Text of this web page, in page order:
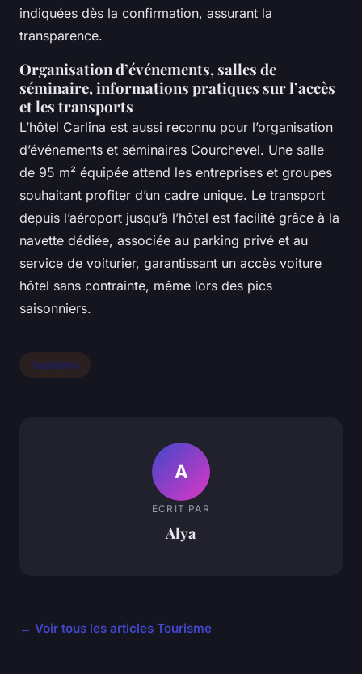
indiquées dès la confirmation, assurant la
transparence.
Organisation d’événements, salles de
séminaire, informations pratiques sur l’accès
et les transports
L’hôtel Carlina est aussi reconnu pour l’organisation
d’événements et séminaires Courchevel. Une salle
de 95 m² équipée attend les entreprises et groupes
souhaitant profiter d’un cadre unique. Le transport
depuis l’aéroport jusqu’à l’hôtel est facilité grâce à la
navette dédiée, associée au parking privé et au
service de voiturier, garantissant un accès voiture
hôtel sans contrainte, même lors des pics
saisonniers.
Tourisme
A
ECRIT PAR
Alya
← Voir tous les articles Tourisme